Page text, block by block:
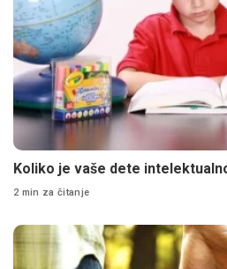
Koliko je vaše dete
2 min za čitanje